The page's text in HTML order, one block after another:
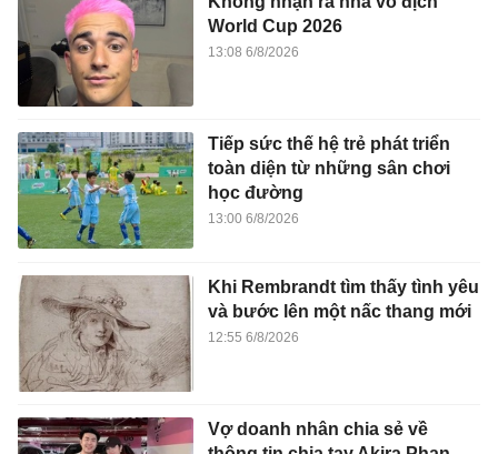
World Cup 2026
13:08 6/8/2026
Tiếp sức thế hệ trẻ phát triển
toàn diện từ những sân chơi
học đường
13:00 6/8/2026
Khi Rembrandt tìm thấy tình yêu
và bước lên một nấc thang mới
12:55 6/8/2026
Vợ doanh nhân chia sẻ về